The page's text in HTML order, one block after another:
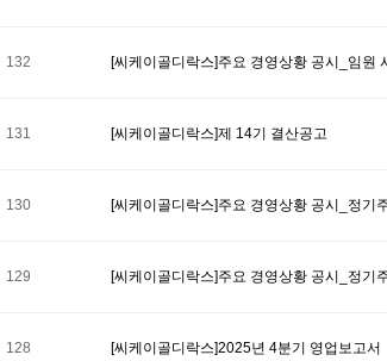
132 [씨케이골디락스]주요 경영상황 공시_임원
131 [씨케이골디락스]제 14기 결산공고
130 [씨케이골디락스]주요 경영상황 공시_정기
129 [씨케이골디락스]주요 경영상황 공시_정기
128 [씨케이골디락스]2025년 4분기 영업보고서